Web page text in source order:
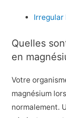
Quelles
en
Votre
magnésium
normalement.